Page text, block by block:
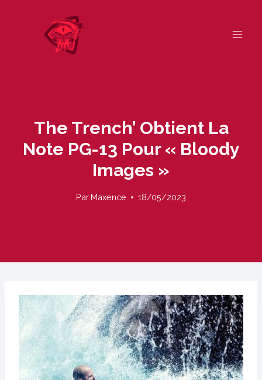
The Trench’ Obtient La
Note PG-13 Pour « Bloody
Images »
Par Maxence 18/05/2023